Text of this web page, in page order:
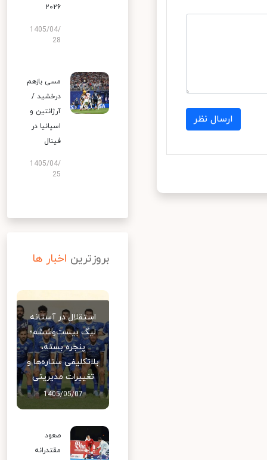
ارسال نظر
۲۰۲۶
1405/04/
28
مسی بازهم
درخشید /
آرژانتین و
اسپانیا در
فینال
1405/04/
25
بروزترین اخبار ها
استقلال در آستانه
لیگ بیست‌وششم؛
پنجره بسته،
بلاتکلیفی ستاره‌ها و
تغییرات مدیریتی
1405/05/07
صعود
مقتدرانه